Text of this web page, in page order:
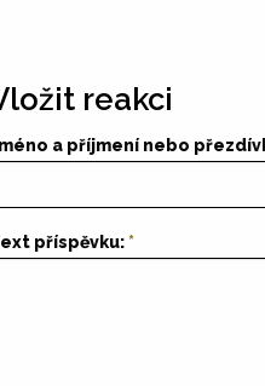
reakci
a příjmení nebo
příspěvku: